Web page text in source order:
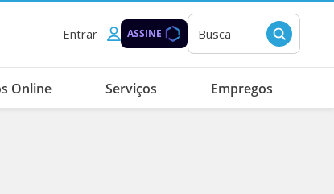
Entrar ASSINE Busca
Online Serviços Empregos